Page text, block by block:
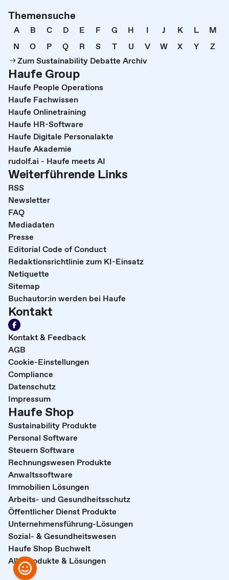
Themensuche
A B C D E F G H I J K L
M
N
O P Q R S T U V W X Y
Z
Zum Sustainability Debatte Archiv
Haufe Group
Haufe People Operations
Haufe Fachwissen
Haufe Onlinetraining
Haufe HR-Software
Haufe Digitale Personalakte
Haufe Akademie
rudolf.ai - Haufe meets AI
Weiterführende Links
RSS
Newsletter
FAQ
Mediadaten
Presse
Editorial Code of Conduct
Redaktionsrichtlinie zum KI-Einsatz
Netiquette
Sitemap
Buchautor:in werden bei Haufe
Kontakt
Kontakt & Feedback
AGB
Cookie-Einstellungen
Compliance
Datenschutz
Impressum
Haufe Shop
Sustainability Produkte
Personal Software
Steuern Software
Rechnungswesen Produkte
Anwaltssoftware
Immobilien Lösungen
Arbeits- und Gesundheitsschutz
Öffentlicher Dienst Produkte
Unternehmensführung-Lösungen
Sozial- & Gesundheitswesen
Haufe Shop Buchwelt
Alle Produkte & Lösungen